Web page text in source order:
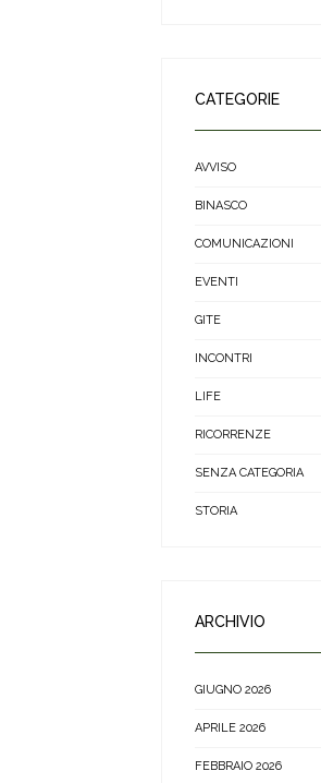
CATEGORIE
AVVISO
BINASCO
COMUNICAZIONI
EVENTI
GITE
INCONTRI
LIFE
RICORRENZE
SENZA CATEGORIA
STORIA
ARCHIVIO
GIUGNO 2026
APRILE 2026
FEBBRAIO 2026